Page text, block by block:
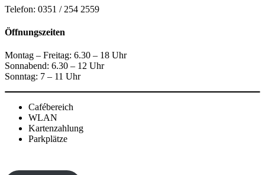
Telefon: 0351 / 254 2559
Öffnungszeiten
Montag – Freitag: 6.30 – 18 Uhr
Sonnabend: 6.30 – 12 Uhr
Sonntag: 7 – 11 Uhr
Cafébereich
WLAN
Kartenzahlung
Parkplätze